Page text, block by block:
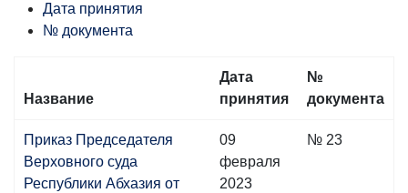
Дата принятия
№ документа
Название
Дата
принятия
№
документа
Приказ Председателя
Верховного суда
Республики Абхазия от
09
февраля
2023
№ 23